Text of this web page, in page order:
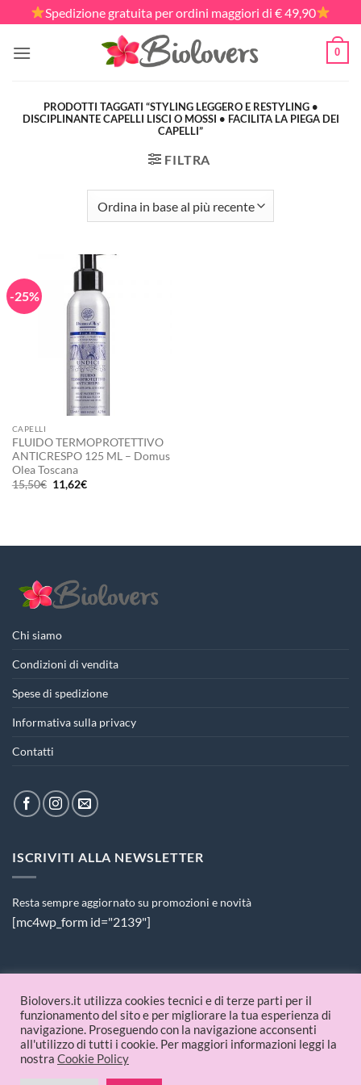
ai
contenuti
Spedizione gratuita per ordini maggiori di € 49,90
0
PRODOTTI TAGGATI “STYLING LEGGERO E RESTYLING •
DISCIPLINANTE CAPELLI LISCI O MOSSI • FACILITA LA PIEGA DEI
CAPELLI”
FILTRA
-25%
CAPELLI
FLUIDO TERMOPROTETTIVO
ANTICRESPO 125 ML – Domus
Olea Toscana
15,50€ Il
prezzo
11,62€Il
Chi siamo
Condizioni di vendita
Spese di spedizione
Informativa sulla privacy
Contatti
ISCRIVITI ALLA NEWSLETTER
Resta sempre aggiornato su promozioni e novità
[mc4wp_form id="2139"]
PAGAMENTI ACCETTATI
Biolovers.it utilizza cookies tecnici e di terze parti per il
funzionamento del sito e per migliorare la tua esperienza di
navigazione. Proseguendo con la navigazione acconsenti
all'utilizzo di tutti i cookie. Per maggiori informazioni leggi la
nostra Cookie Policy